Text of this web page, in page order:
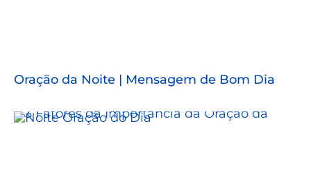
Oração da Noite | Mensagem de Bom Dia